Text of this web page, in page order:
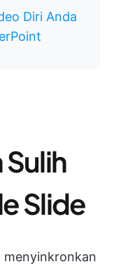
Diri Anda
Slide
menyinkronkan